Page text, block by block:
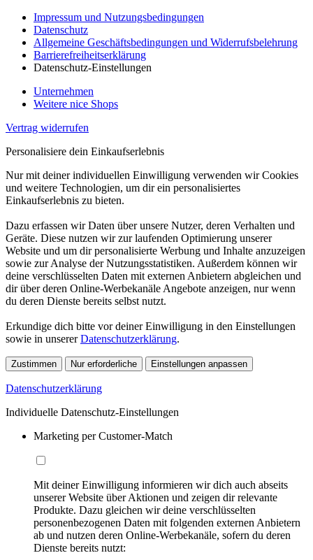
Impressum und Nutzungsbedingungen
Datenschutz
Allgemeine Geschäftsbedingungen und Widerrufsbelehrung
Barrierefreiheitserklärung
Datenschutz-Einstellungen
Unternehmen
Weitere nice Shops
Vertrag widerrufen
Personalisiere dein Einkaufserlebnis
Nur mit deiner individuellen Einwilligung verwenden wir Cookies
und weitere Technologien, um dir ein personalisiertes
Einkaufserlebnis zu bieten.
Dazu erfassen wir Daten über unsere Nutzer, deren Verhalten und
Geräte. Diese nutzen wir zur laufenden Optimierung unserer
Website und um dir personalisierte Werbung und Inhalte anzuzeigen
sowie zur Analyse der Nutzungsstatistiken. Außerdem können wir
deine verschlüsselten Daten mit externen Anbietern abgleichen und
dir über deren Online-Werbekanäle Angebote anzeigen, nur wenn
du deren Dienste bereits selbst nutzt.
Erkundige dich bitte vor deiner Einwilligung in den Einstellungen
sowie in unsererDatenschutzerklärung.
Zustimmen Nur erforderliche Einstellungen anpassen
Datenschutzerklärung
Individuelle Datenschutz-Einstellungen
Marketing per Customer-Match
Mit deiner Einwilligung informieren wir dich auch abseits
unserer Website über Aktionen und zeigen dir relevante
Produkte. Dazu gleichen wir deine verschlüsselten
personenbezogenen Daten mit folgenden externen Anbietern
ab und nutzen deren Online-Werbekanäle, sofern du deren
Dienste bereits nutzt: